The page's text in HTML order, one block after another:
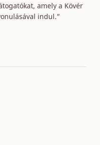
amely a Kövér
indul.”